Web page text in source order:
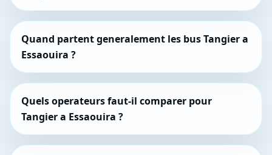
Quand partent generalement les bus Tangier a
Essaouira ?
Quels operateurs faut-il comparer pour
Tangier a Essaouira ?